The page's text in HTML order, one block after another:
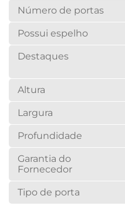
Número de portas
Possui espelho
Destaques
Altura
Largura
Profundidade
Garantia do
Fornecedor
Tipo de porta